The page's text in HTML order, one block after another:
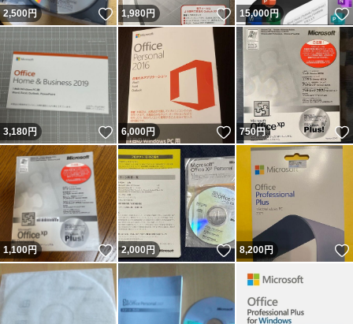
2,500円 いいね！
1,980円 いいね！
15,000円
3,180円 いいね！
6,000円 いいね！
750円
1,100円 いいね！
2,000円 いいね！
8,200円